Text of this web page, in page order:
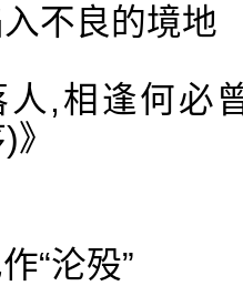
不良的境地
人,相逢何
“沦殁”